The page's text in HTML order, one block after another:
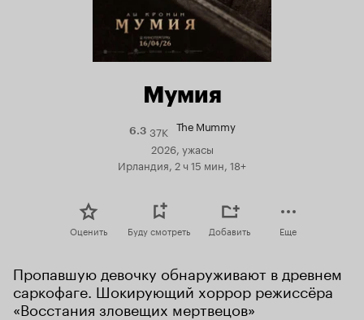
Мумия
6.3Рейтинг
Кинопоиска
37K The Mummy
2026, ужасы
Ирландия, 2 ч 15 мин, 18+
Оценить Буду смотреть Добавить Еще
Пропавшую девочку обнаруживают в древнем
саркофаге. Шокирующий хоррор режиссёра
«Восстания зловещих мертвецов»